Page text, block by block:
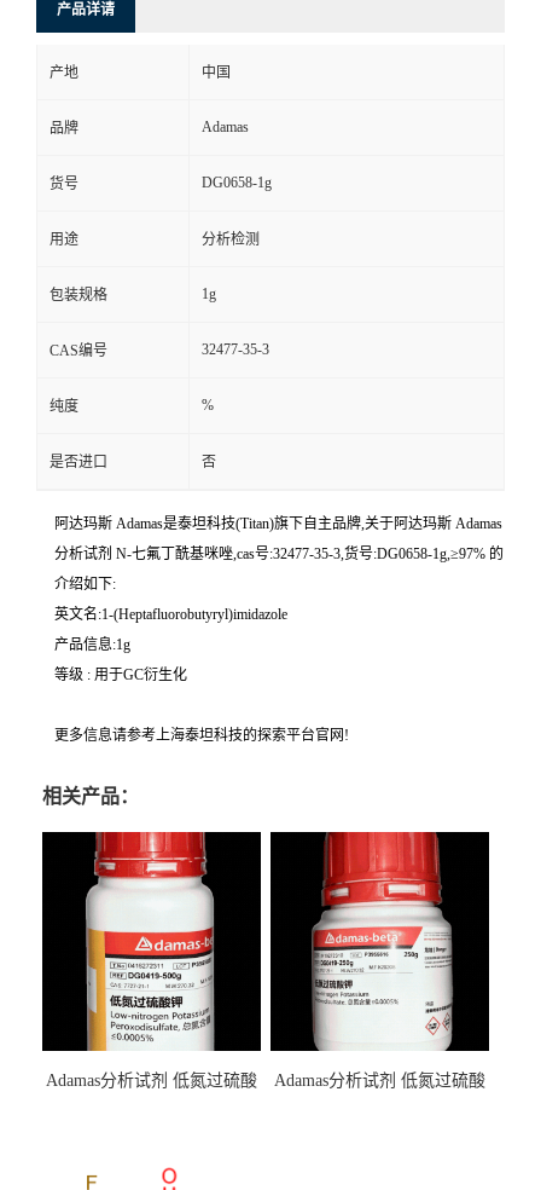
产品详请
产地 中国
品牌 Adamas
货号 DG0658-1g
用途 分析检测
包装规格 1g
CAS编号 32477-35-3
纯度 %
是否进口 否
阿达玛斯 Adamas是泰坦科技(Titan)旗下自主品牌,关于阿达玛斯 Adamas
分析试剂 N-七氟丁酰基咪唑,cas号:32477-35-3,货号:DG0658-1g,≥97% 的
介绍如下:
英文名:1-(Heptafluorobutyryl)imidazole
产品信息:1g
等级 : 用于GC衍生化
更多信息请参考上海泰坦科技的探索平台官网!
相关产品：
Adamas分析试剂 低氮过硫酸
（泰坦现货供应）
Adamas分析试剂 低氮过硫酸